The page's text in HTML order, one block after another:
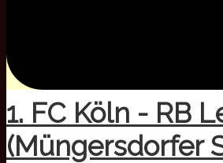
1. FC Köln - RB
(Müngersdorfer